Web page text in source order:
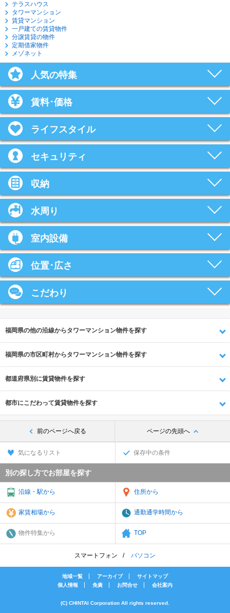
テラスハウス
タワーマンション
賃貸マンション
一戸建ての賃貸物件
分譲賃貸の物件
定期借家物件
メゾネット
人気の特集
賃料･価格
ライフスタイル
セキュリティ
収納
水周り
室内設備
位置･広さ
こだわり
福岡県の他の沿線からタワーマンション物件を探す
福岡県の市区町村からタワーマンション物件を探す
都道府県別に賃貸物件を探す
都市にこだわって賃貸物件を探す
前のページへ戻る ページの先頭へ
気になるリスト 保存中の条件
別の探し方でお部屋を探す
沿線・駅から 住所から
家賃相場から 通勤通学時間から
物件特集から TOP
スマートフォン パソコン
地域一覧 アーカイブ
サイトマップ
個人情報
免責 お問合せ 会社案内
(C) CHINTAI Corporation All rights reserved.